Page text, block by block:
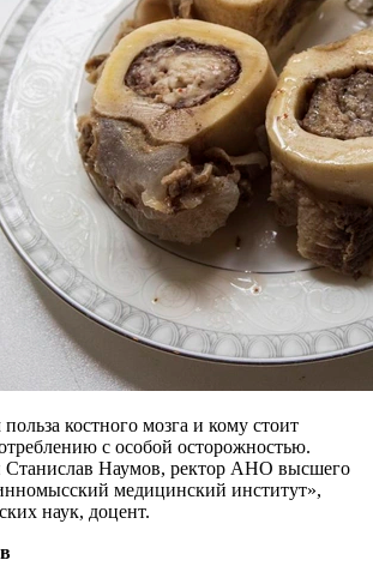
костного мозга и кому стоит
с особой осторожностью.
Станислав Наумов, ректор АНО высшего
медицинский институт»,
наук, доцент.